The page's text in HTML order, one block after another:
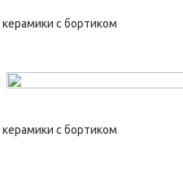
с бортиком
с бортиком